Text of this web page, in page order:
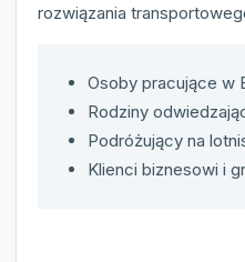
rozwiązania
Osoby pracujące w
Rodziny
Podróżujący na
Klienci biznesowi i